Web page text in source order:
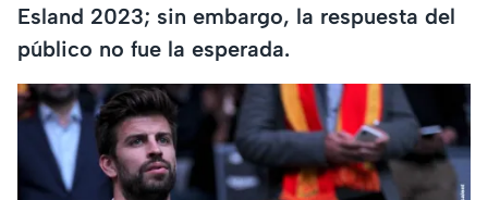
Esland 2023; sin embargo, la respuesta del
público no fue la esperada.